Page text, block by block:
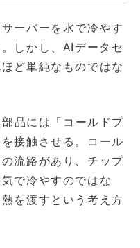
ーバーを水で冷やす
しかし、AIデータセ
ど単純なものではな
品には「コールドプ
接触させる。コール
流路があり、チップ
で冷やすのではな
を渡すという考え方